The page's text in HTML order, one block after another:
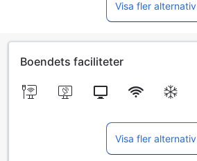
Visa fler alternativ
Boendets faciliteter
Visa fler alternativ